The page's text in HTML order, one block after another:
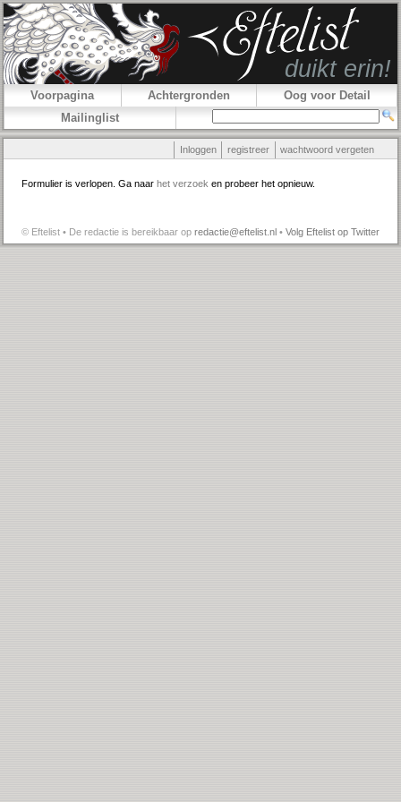
Voorpagina Achtergronden
Oog voor Detail
Mailinglist
Inloggen registreer wachtwoord vergeten
Formulier is verlopen. Ga naar het verzoek en probeer het opnieuw.
© Eftelist • De redactie is bereikbaar op redactie@eftelist.nl • Volg Eftelist op Twitter